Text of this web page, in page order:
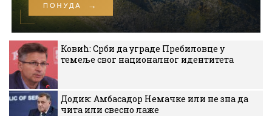
Ковић: Срби да уграде Пребиловце у
темеље свог националног идентитета
Додик: Амбасадор Немачке или не зна да
чита или свесно лаже